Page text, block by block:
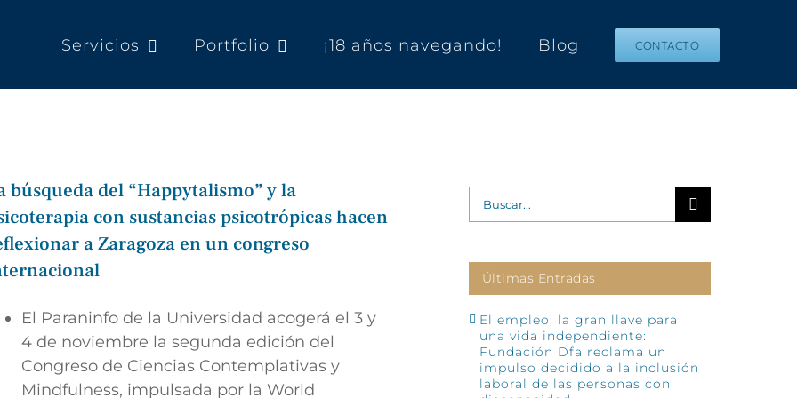
Servicios Portfolio ¡18 años navegando! Blog CONTACTO
búsqueda del “Happytalismo” y la
con sustancias psicotrópicas hacen
a Zaragoza en un congreso
El Paraninfo de la Universidad acogerá el 3 y
4 de noviembre la segunda edición del
Congreso de Ciencias Contemplativas y
Mindfulness, impulsada por la World
Buscar:
Últimas Entradas
El empleo, la gran llave para
una vida independiente:
Fundación Dfa reclama un
impulso decidido a la inclusión
laboral de las personas con